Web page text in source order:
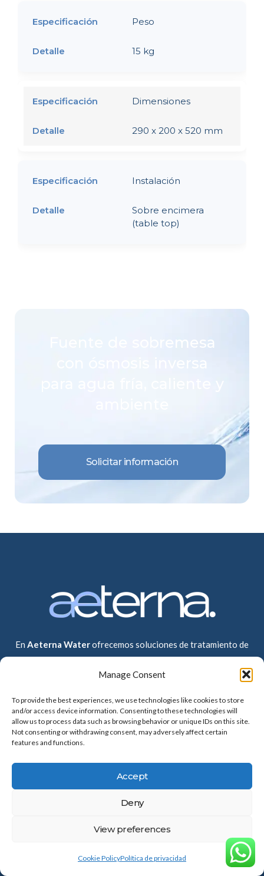
Manage Consent
To provide the best experiences, we use technologies like cookies to store
and/or access device information. Consenting to these technologies will
allow us to process data such as browsing behavior or unique IDs on this site.
Not consenting or withdrawing consent, may adversely affect certain
features and functions.
Accept
Deny
View preferences
Cookie PolicyPolítica de privacidad
Peso
15 kg
Dimensiones
290 x 200 x 520 mm
Instalación
Sobre encimera
(table top)
Fuente de sobremesa
con ósmosis inversa
Solicitar información
En Aeterna Waterofrecemos soluciones de tratamiento de
y descalcificación diseñados para mejorar la calidad del agua de
forma eficiente y sin complicaciones.
Contacto